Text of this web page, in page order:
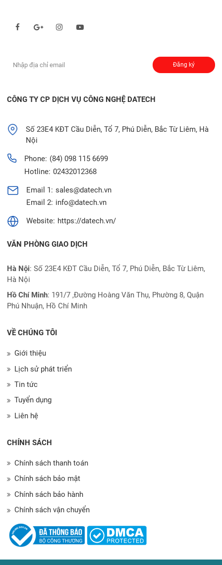
Đăng ký
CÔNG TY CP DỊCH VỤ CÔNG NGHỆ DATECH
Số 23E4 KĐT Cầu Diễn, Tổ 7, Phú Diễn, Bắc Từ Liêm, Hà
Nội
Phone: (84) 098 115 6699
Hotline: 02432012368
Email 1: sales@datech.vn
Email 2: info@datech.vn
Website: https://datech.vn/
VĂN PHÒNG GIAO DỊCH
Hà Nội: Số 23E4 KĐT Cầu Diễn, Tổ 7, Phú Diễn, Bắc Từ Liêm,
Hà Nội
Hồ Chí Minh: 191/7 ,Đường Hoàng Văn Thụ, Phường 8, Quận
Phú Nhuận, Hồ Chí Minh
VỀ CHÚNG TÔI
Giới thiệu
Lịch sử phát triển
Tin tức
Tuyển dụng
Liên hệ
CHÍNH SÁCH
Chính sách thanh toán
Chính sách bảo mật
Chính sách bảo hành
Chính sách vận chuyển